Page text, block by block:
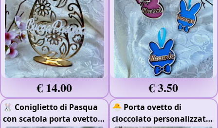
€ 14.00
Doppio Strato
€ 3.50
🐰 Coniglietto di Pasqua
con scatola porta ovetto
🐣 Porta ovetto di
cioccolato personalizzato